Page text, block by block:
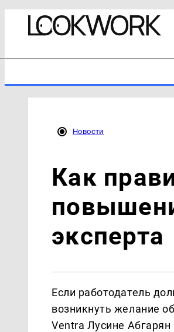
Новости
Как
эксперта
Если работодатель
возникнуть желание
Ventra Лусине